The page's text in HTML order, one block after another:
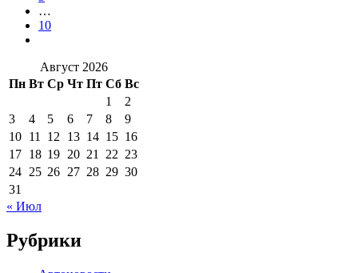
…
10
Август 2026
Пн Вт Ср Чт Пт Сб Вс
1
2
3
4 5 6 7 8
9
10 11 12 13 14 15 16
17 18 19 20 21 22 23
24 25 26 27 28 29 30
31
« Июл
Рубрики